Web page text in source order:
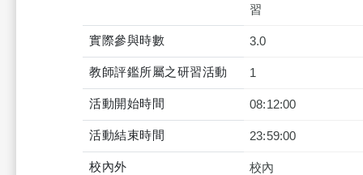
習
實際參與時數 3.0
教師評鑑所屬之研習活動 1
活動開始時間 08:12:00
活動結束時間 23:59:00
校內外 校內